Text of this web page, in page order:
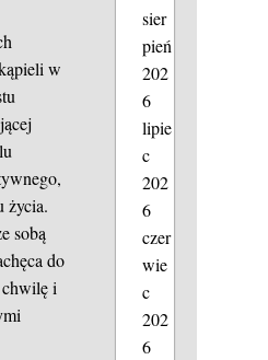
w
życia.
sobą
do
chwilę i
sier
pień
202
6
lipie
c
202
6
czer
wie
c
202
6